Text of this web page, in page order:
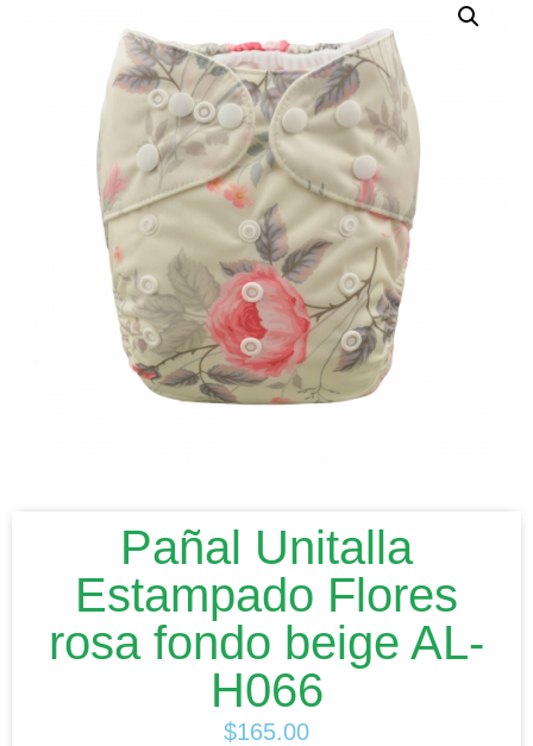
Pañal Unitalla
Estampado Flores
rosa fondo beige AL-
H066
$165.00